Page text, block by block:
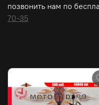
позвонить нам по
70-35